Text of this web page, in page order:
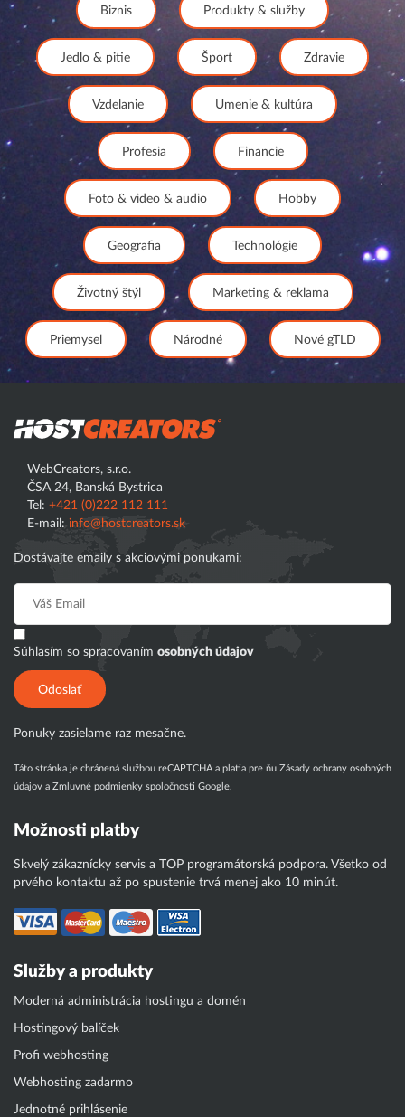
Biznis Produkty & služby
Jedlo & pitie Šport Zdravie
Vzdelanie Umenie & kultúra
Profesia Financie
Foto & video & audio Hobby
Geografia Technológie
Životný štýl Marketing & reklama
Priemysel Národné Nové gTLD
WebCreators, s.r.o.
ČSA 24, Banská Bystrica
Tel: +421 (0)222 112 111
E-mail: info@hostcreators.sk
Dostávajte emaily s akciovými ponukami:
Súhlasím so spracovaním osobných údajov
Odoslať
Ponuky zasielame raz mesačne.
Táto stránka je chránená službou reCAPTCHA a platia pre ňu Zásady ochrany osobných
údajov a Zmluvné podmienky spoločnosti Google.
Možnosti platby
Skvelý zákaznícky servis a TOP programátorská podpora. Všetko od
prvého kontaktu až po spustenie trvá menej ako 10 minút.
Služby a produkty
Moderná administrácia hostingu a domén
Hostingový balíček
Profi webhosting
Webhosting zadarmo
Jednotné prihlásenie